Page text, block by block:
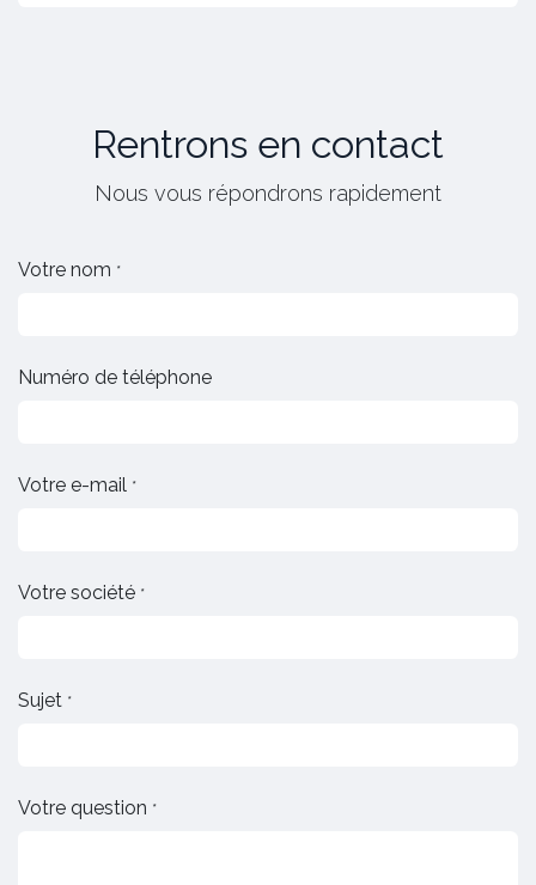
Rentrons en contact
Nous vous répondrons rapidement
Votre nom *
Numéro de téléphone
Votre e-mail *
Votre société *
Sujet *
Votre question *